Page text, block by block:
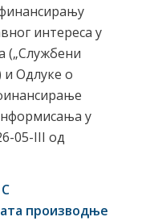
интереса у
(„Службени
и Одлуке о
у
05-III од
производње